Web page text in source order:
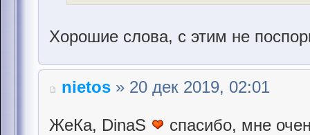
Хорошие слова, с этим не
nietos » 20 дек 2019, 02:01
ЖеКа, DinaS cпасибо, мне